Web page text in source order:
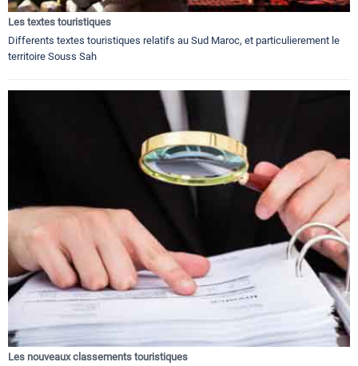
Les textes touristiques
Differents textes touristiques relatifs au Sud Maroc, et particulierement le
territoire Souss Sah
Les nouveaux classements touristiques